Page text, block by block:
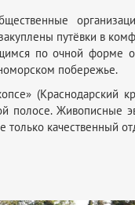
закуплены путёвки
по очной форме
побережье.
(Краснодарский
полосе.
качественный